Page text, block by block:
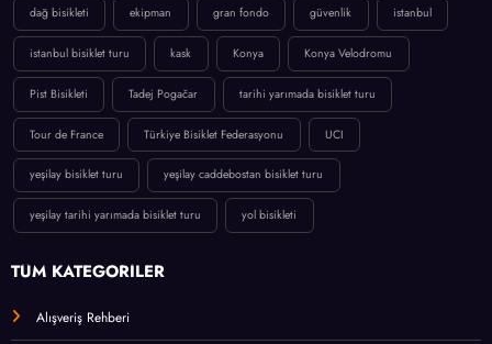
dağ bisikleti ekipman gran fondo güvenlik istanbul
istanbul bisiklet turu kask Konya Konya Velodromu
Pist Bisikleti Tadej Pogačar tarihi yarımada bisiklet turu
Tour de France Türkiye Bisiklet Federasyonu UCI
yeşilay bisiklet turu yeşilay caddebostan bisiklet turu
yeşilay tarihi yarımada bisiklet turu yol bisikleti
TÜM KATEGORİLER
Alışveriş Rehberi